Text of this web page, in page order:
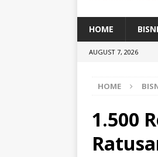
[ July
HOME
AUGUST 7, 2026
HOME
1.500